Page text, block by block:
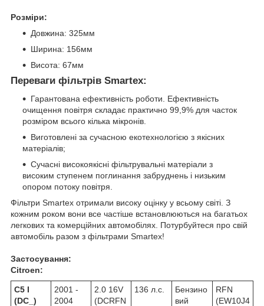
Розміри:
Довжина: 325мм
Ширина: 156мм
Висота: 67мм
Переваги фільтрів Smartex:
Гарантована ефективність роботи. Ефективність
очищення повітря складає практично 99,9% для часток
розміром всього кілька мікронів.
Виготовлені за сучасною екотехнологією з якісних
матеріалів;
Сучасні високоякісні фільтрувальні матеріали з
високим ступенем поглинання забруднень і низьким
опором потоку повітря.
Фільтри Smartex отримали високу оцінку у всьому світі. З
кожним роком вони все частіше встановлюються на багатьох
легкових та комерційних автомобілях. Потурбуйтеся про свій
автомобіль разом з фільтрами Smartex!
Застосування:
Citroen:
C5 I
(DC_)
2001 -
2004
2.0 16V
(DCRFN
136 л.с.
Бензино
вий
RFN
(EW10J4